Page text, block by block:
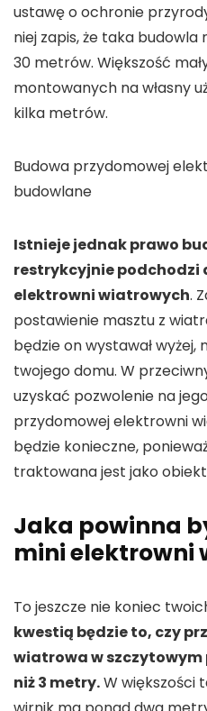
ustawę o ochronie
niej zapis, że taka budowla
30 metrów. Większość
montowanych na własny
kilka metrów.
Budowa przydomowej
budowlane
Istnieje jednak prawo
restrykcyjnie podchodzi
elektrowni wiatrowych.
postawienie masztu z
będzie on wystawał
twojego domu. W
uzyskać pozwolenie na
przydomowej elektrowni
będzie konieczne,
traktowana jest jako
Jaka powinna
mini elektrowni
To jeszcze nie koniec
kwestią będzie to, czy
wiatrowa w szczytowym
niż 3 metry.W większości